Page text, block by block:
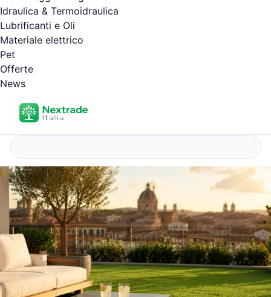
Idraulica & Termoidraulica
Lubrificanti e Oli
Materiale elettrico
Pet
Offerte
News